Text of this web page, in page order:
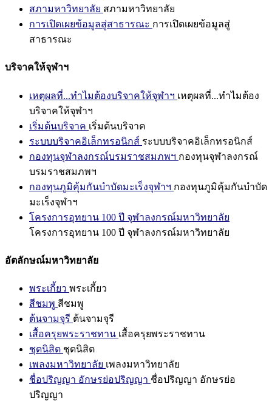
สภามหาวิทยาลัย สภามหาวิทยาลัย
การเปิดเผยข้อมูลสู่สาธารณะ การเปิดเผยข้อมูลสู่
สาธารณะ
บริจาคให้จุฬาฯ
เหตุผลที่...ทำไมต้องบริจาคให้จุฬาฯ เหตุผลที่...ทำไมต้อง
บริจาคให้จุฬาฯ
เริ่มต้นบริจาค เริ่มต้นบริจาค
ระบบบริจาคอิเล็กทรอนิกส์ ระบบบริจาคอิเล็กทรอนิกส์
กองทุนจุฬาลงกรณ์บรมราชสมภพฯ กองทุนจุฬาลงกรณ์
บรมราชสมภพฯ
กองทุนภูมิคุ้มกันบำบัดมะเร็งจุฬาฯ กองทุนภูมิคุ้มกันบำบัด
มะเร็งจุฬาฯ
โครงการอุทยาน 100 ปี จุฬาลงกรณ์มหาวิทยาลัย
โครงการอุทยาน 100 ปี จุฬาลงกรณ์มหาวิทยาลัย
อัตลักษณ์มหาวิทยาลัย
พระเกี้ยว พระเกี้ยว
สีชมพู สีชมพู
ต้นจามจุรี ต้นจามจุรี
เสื้อครุยพระราชทาน เสื้อครุยพระราชทาน
ชุดนิสิต ชุดนิสิต
เพลงมหาวิทยาลัย เพลงมหาวิทยาลัย
ชื่อปริญญา อักษรย่อปริญญา ชื่อปริญญา อักษรย่อ
ปริญญา